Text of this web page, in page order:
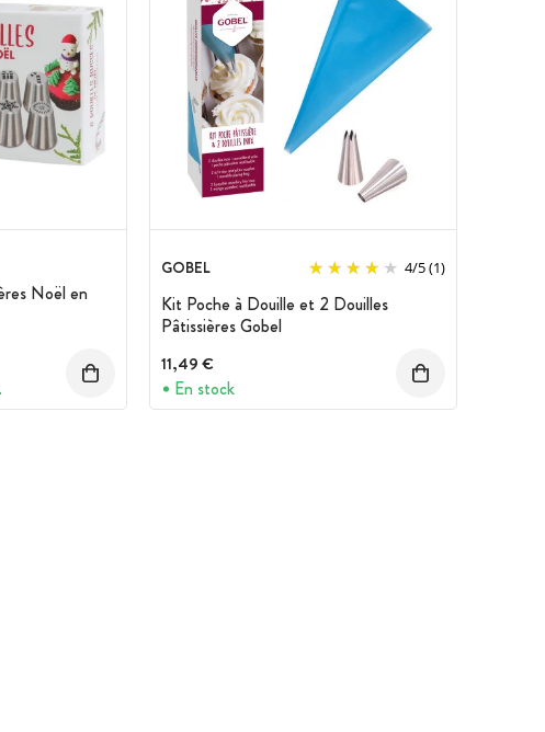
Noël en
GOBEL 4/5(1)
Kit Poche à Douille et 2 Douilles
Pâtissières Gobel
11,49 €
En stock